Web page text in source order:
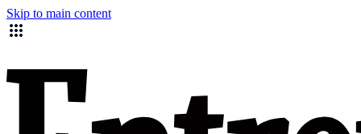
Skip to main content